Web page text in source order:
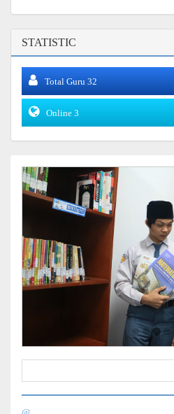
STATISTIC
Total Guru 32
Online 3